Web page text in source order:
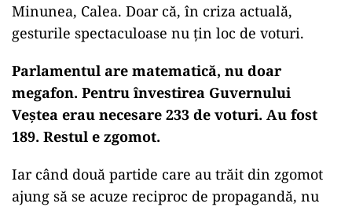
Minunea, Calea. Doar că, în criza actuală,
gesturile spectaculoase nu țin loc de voturi.
Parlamentul are matematică, nu doar
megafon. Pentru învestirea Guvernului
Veștea erau necesare 233 de voturi. Au fost
189. Restul e zgomot.
Iar când două partide care au trăit din zgomot
ajung să se acuze reciproc de propagandă, nu